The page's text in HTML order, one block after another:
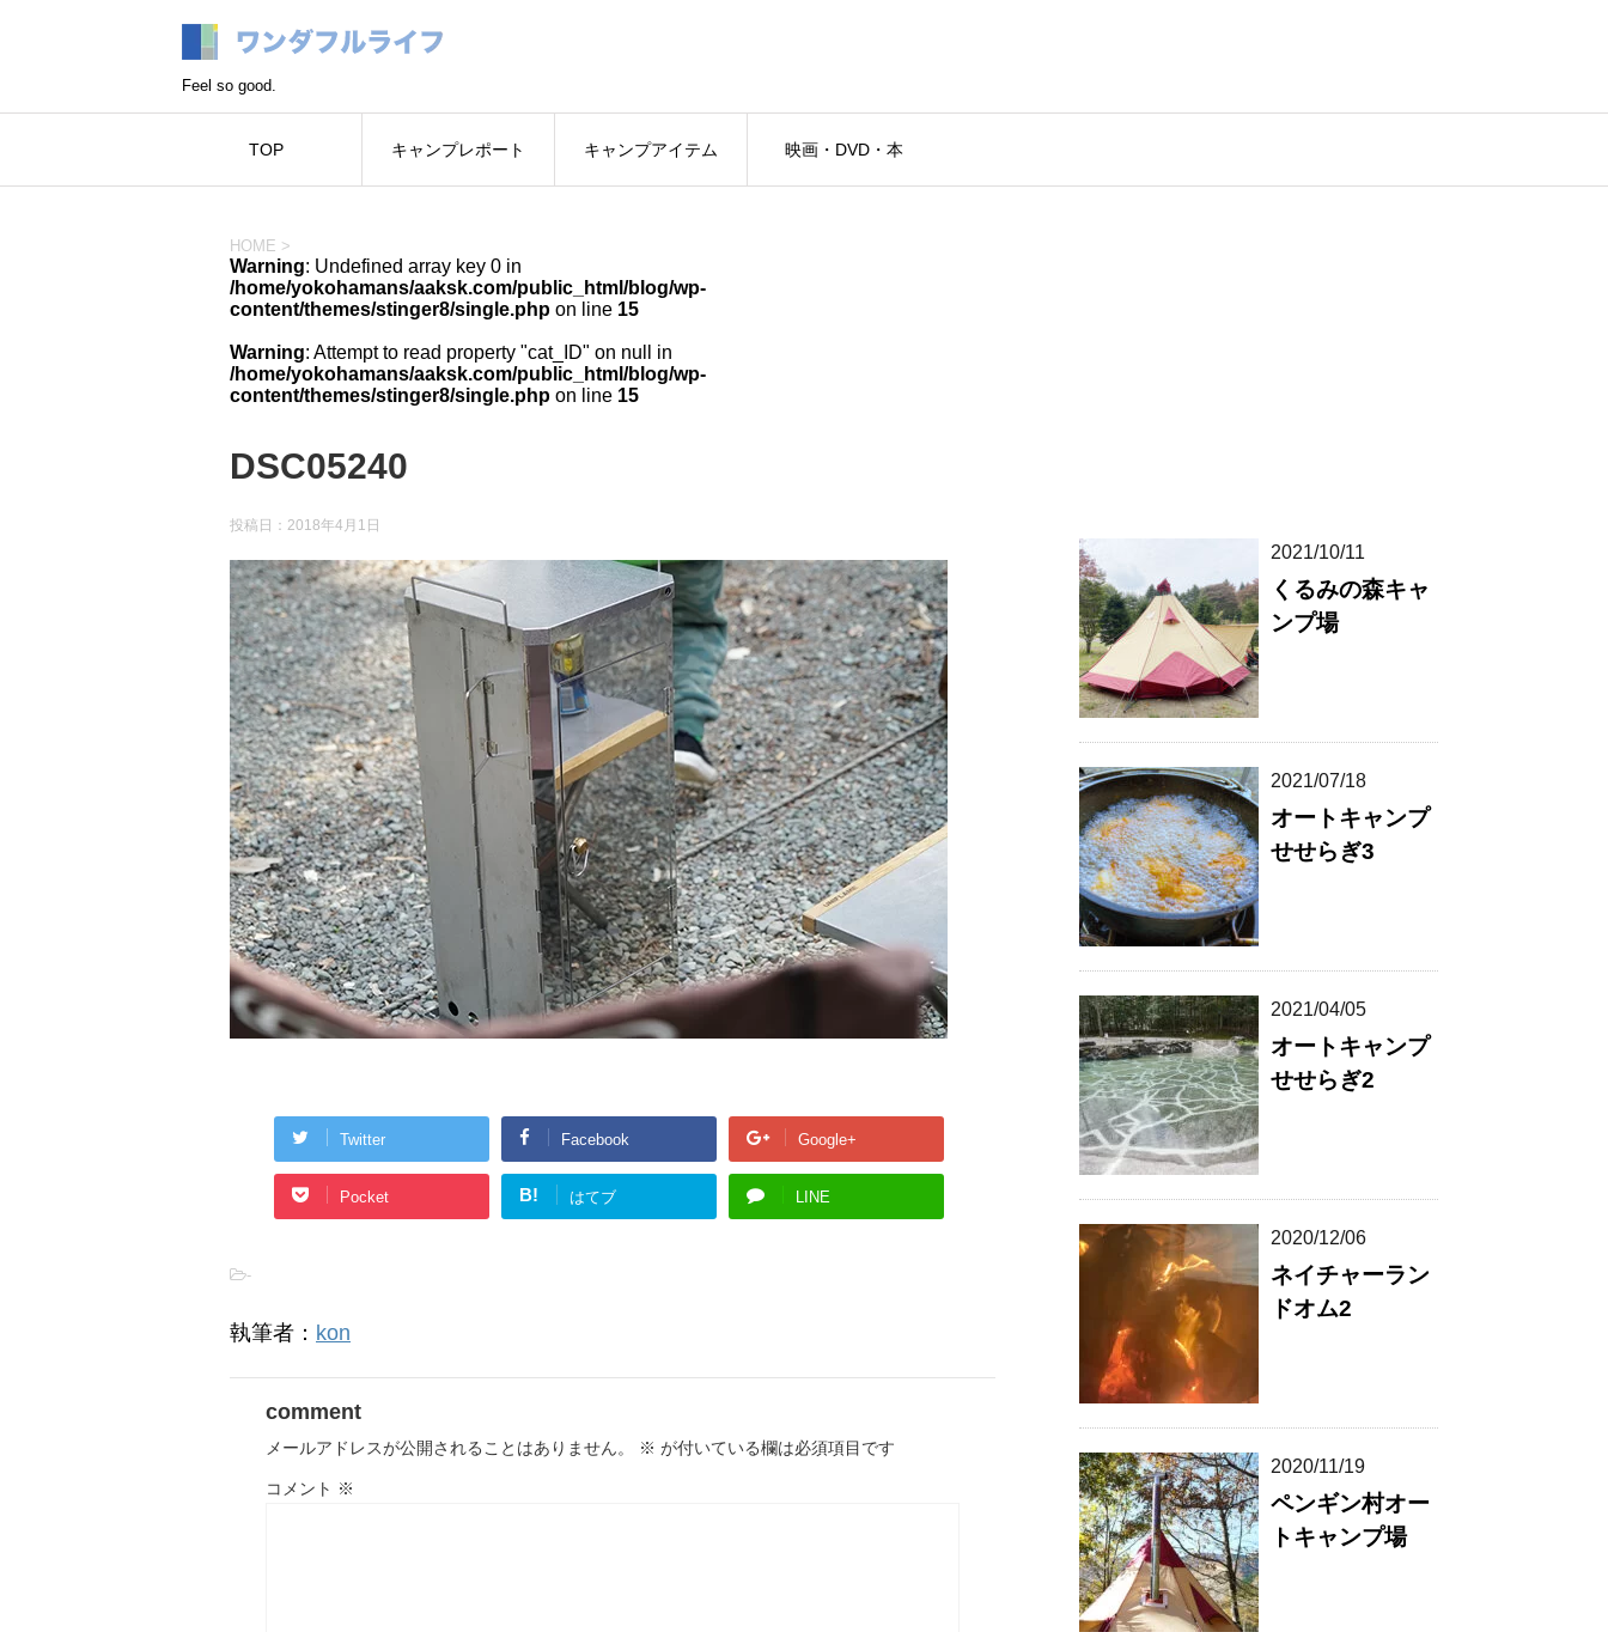
Feel so good.
TOP キャンプレポート キャンプアイテム 映画・DVD・本
HOME >
Warning: Undefined array key 0 in
/home/yokohamans/aaksk.com/public_html/blog/wp-
content/themes/stinger8/single.php on line 15
Warning: Attempt to read property "cat_ID" on null in
/home/yokohamans/aaksk.com/public_html/blog/wp-
content/themes/stinger8/single.php on line 15
DSC05240
投稿日： 2018年4月1日
Twitter Facebook Google+
Pocket B! はてブ LINE
-
執筆者： kon
comment
メールアドレスが公開されることはありません。 ※ が付いている欄は必須項目です
コメント ※
2021/10/11
くるみの森キャ
ンプ場
2021/07/18
オートキャンプ
せせらぎ3
2021/04/05
オートキャンプ
せせらぎ2
2020/12/06
ネイチャーラン
ドオム2
2020/11/19
ペンギン村オー
トキャンプ場